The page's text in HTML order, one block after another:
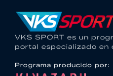
VKS SPORT es un
portal especializado en
Programa producido por: